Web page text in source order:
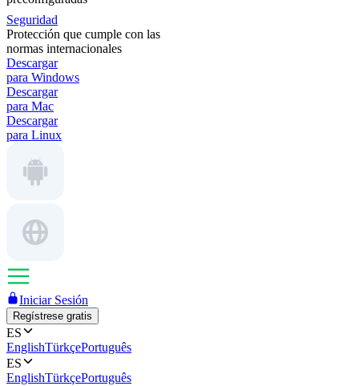
Seguridad
Protección que cumple con las
normas internacionales
Descargar
para Windows
Descargar
para Mac
Descargar
para Linux
Iniciar Sesión
Regístrese gratis
ES
EnglishTürkçePortuguês
ES
EnglishTürkçePortuguês